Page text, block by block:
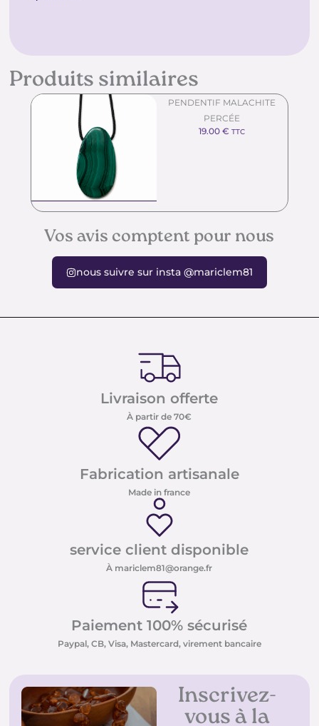
Produits similaires
PENDENTIF MALACHITE
PERCÉE
19.00€ TTC
Vos avis comptent pour nous
nous suivre sur insta @mariclem81
Livraison offerte
À partir de 70€
Fabrication artisanale
Made in france
service client disponible
À mariclem81@orange.fr
Paiement 100% sécurisé
Paypal, CB, Visa, Mastercard, virement bancaire
Inscrivez-
vous à la